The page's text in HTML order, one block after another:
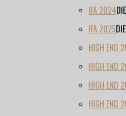
IFA 2024
IFA 2025
HIGH END
HIGH END
HIGH END
HIGH END